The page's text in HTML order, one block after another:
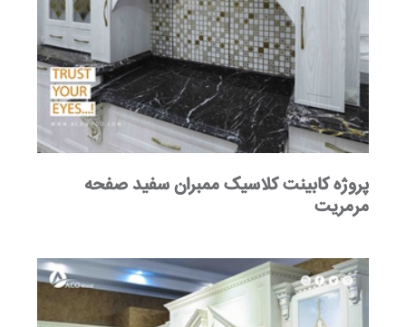
پروژه کابینت کلاسیک ممبران سفید صفحه
مرمریت